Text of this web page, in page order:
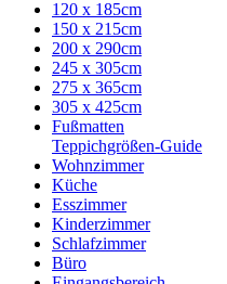
120 x 185cm
150 x 215cm
200 x 290cm
245 x 305cm
275 x 365cm
305 x 425cm
Fußmatten
Teppichgrößen-Guide
Wohnzimmer
Küche
Esszimmer
Kinderzimmer
Schlafzimmer
Büro